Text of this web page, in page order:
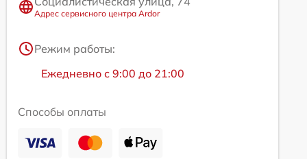
Адрес сервисного центра Ardor
Режим работы:
Ежедневно с 9:00 до 21:00
Способы оплаты